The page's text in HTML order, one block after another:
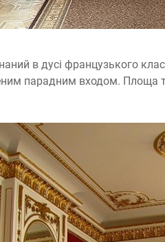
в дусі французького
парадним входом. Площа